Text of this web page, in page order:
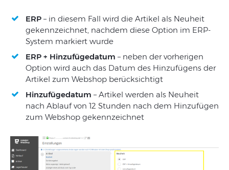
ERP – in diesem Fall wird die Artikel als Neuheit
gekennzeichnet nachdem diese Option im ERP-
System markiert wurde
ERP + Hinzufügedatum – neben der vorherigen
Option wird auch das Datum des Hinzufügens der
Artikel zum Webshop berücksichtigt
Hinzufügedatum – Artikel werden als Neuheit
nach Ablauf von 12 Stunden nach dem Hinzufügen
zum Webshop gekennzeichnet